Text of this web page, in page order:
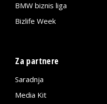
BMW biznis liga
Bizlife Week
Za partnere
Saradnja
Media Kit